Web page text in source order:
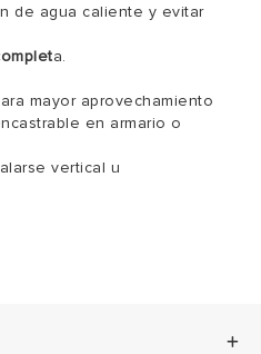
de agua caliente y evitar
a.
mayor aprovechamiento
en armario o
vertical u